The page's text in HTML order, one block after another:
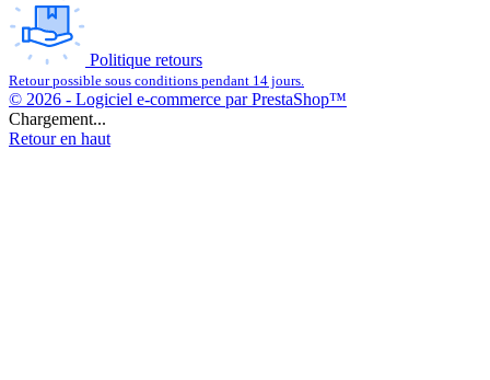
Politique retours
Retour possible sous conditions pendant 14 jours.
© 2026 - Logiciel e-commerce par PrestaShop™
Chargement...
Retour en haut